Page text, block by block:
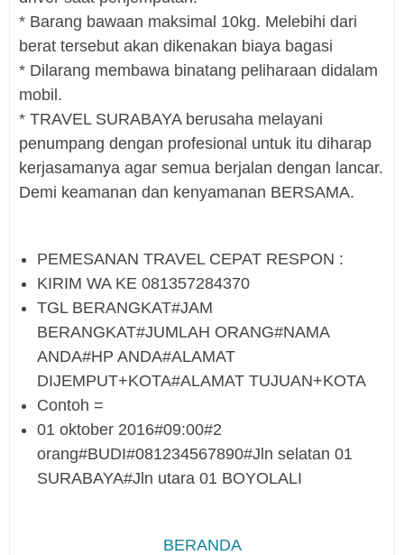
* Barang bawaan maksimal 10kg. Melebihi dari
berat tersebut akan dikenakan biaya bagasi
* Dilarang membawa binatang peliharaan didalam
mobil.
* TRAVEL SURABAYA berusaha melayani
penumpang dengan profesional untuk itu diharap
kerjasamanya agar semua berjalan dengan lancar.
Demi keamanan dan kenyamanan BERSAMA.
PEMESANAN TRAVEL CEPAT RESPON :
KIRIM WA KE 081357284370
TGL BERANGKAT#JAM
BERANGKAT#JUMLAH ORANG#NAMA
ANDA#HP ANDA#ALAMAT
DIJEMPUT+KOTA#ALAMAT TUJUAN+KOTA
Contoh =
01 oktober 2016#09:00#2
orang#BUDI#081234567890#Jln selatan 01
SURABAYA#Jln utara 01 BOYOLALI
BERANDA